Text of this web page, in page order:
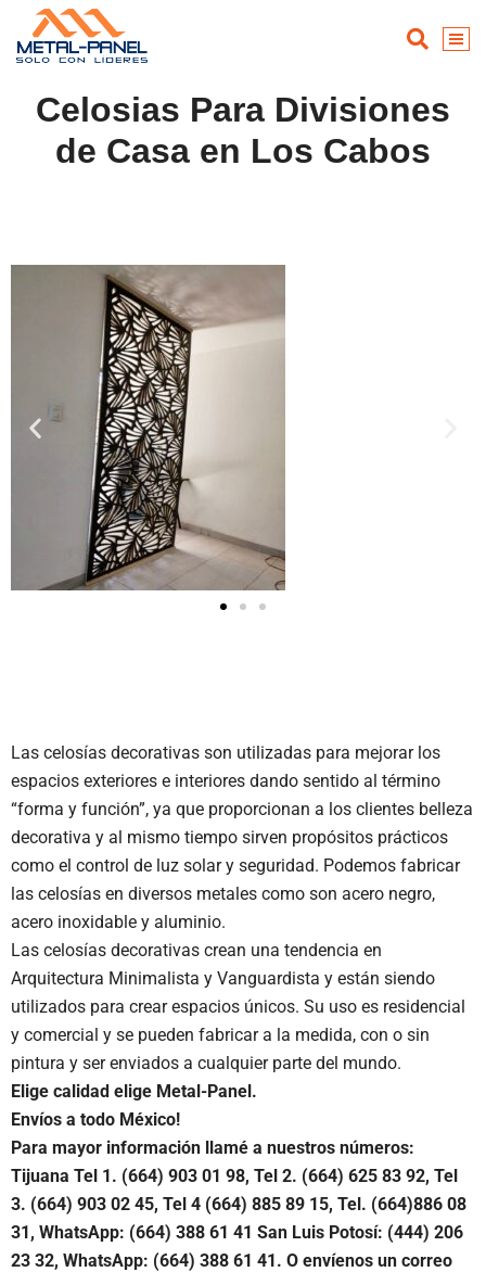
Celosias Para Divisiones
de Casa en Los Cabos
Las celosías decorativas son utilizadas para mejorar los
espacios exteriores e interiores dando sentido al término
“forma y función”, ya que proporcionan a los clientes belleza
decorativa y al mismo tiempo sirven propósitos prácticos
como el control de luz solar y seguridad. Podemos fabricar
las celosías en diversos metales como son acero negro,
acero inoxidable y aluminio.
Las celosías decorativas crean una tendencia en
Arquitectura Minimalista y Vanguardista y están siendo
utilizados para crear espacios únicos. Su uso es residencial
y comercial y se pueden fabricar a la medida, con o sin
pintura y ser enviados a cualquier parte del mundo.
Elige calidad elige Metal-Panel.
Envíos a todo México!
Para mayor información llamé a nuestros números:
Tijuana Tel 1. (664) 903 01 98, Tel 2. (664) 625 83 92, Tel
3. (664) 903 02 45, Tel 4 (664) 885 89 15, Tel. (664)886 08
31, WhatsApp: (664) 388 61 41 San Luis Potosí: (444) 206
23 32, WhatsApp: (664) 388 61 41. O envíenos un correo